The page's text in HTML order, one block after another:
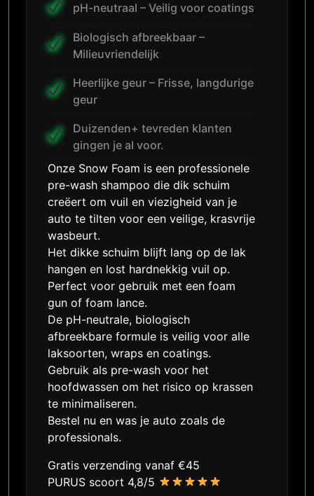
pH-neutraal – Veilig voor coatings
Biologisch afbreekbaar –
Milieuvriendelijk
Heerlijke geur – Frisse, langdurige
geur
Duizenden+ tevreden klanten
gingen je al voor.
Onze Snow Foam is een professionele
pre-wash shampoo die dik schuim
creëert om vuil en viezigheid van je
auto te tilten voor een veilige, krasvrije
wasbeurt.
Het dikke schuim blijft lang op de lak
hangen en lost hardnekkig vuil op.
Perfect voor gebruik met een foam
gun of foam lance.
De pH-neutrale, biologisch
afbreekbare formule is veilig voor alle
laksoorten, wraps en coatings.
Gebruik als pre-wash voor het
hoofdwassen om het risico op krassen
te minimaliseren.
Bestel nu en was je auto zoals de
professionals.
Gratis verzending vanaf €45
PURUS scoort 4,8/5